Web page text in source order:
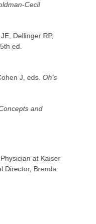
Cecil
Dellinger RP,
5th ed.
J, eds. Oh's
and
at Kaiser
Director, Brenda